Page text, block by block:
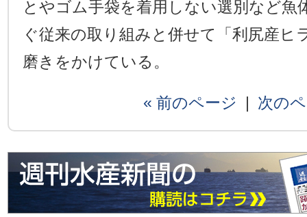
とやゴム手袋を着用しない選別など魚
ぐ従来の取り組みと併せて「利尻産ヒ
磨きをかけている。
« 前のページ | 次の